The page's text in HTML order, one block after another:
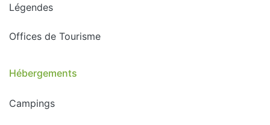
Légendes
Offices de Tourisme
Hébergements
Campings